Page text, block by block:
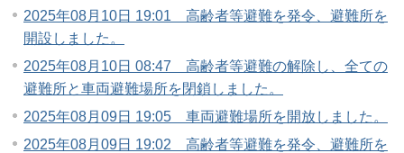
2025年08月10日 19:01 高齢者等避難を発令、避難所を
開設しました。
2025年08月10日 08:47 高齢者等避難の解除し、全ての
避難所と車両避難場所を閉鎖しました。
2025年08月09日 19:05 車両避難場所を開放しました。
2025年08月09日 19:02 高齢者等避難を発令、避難所を